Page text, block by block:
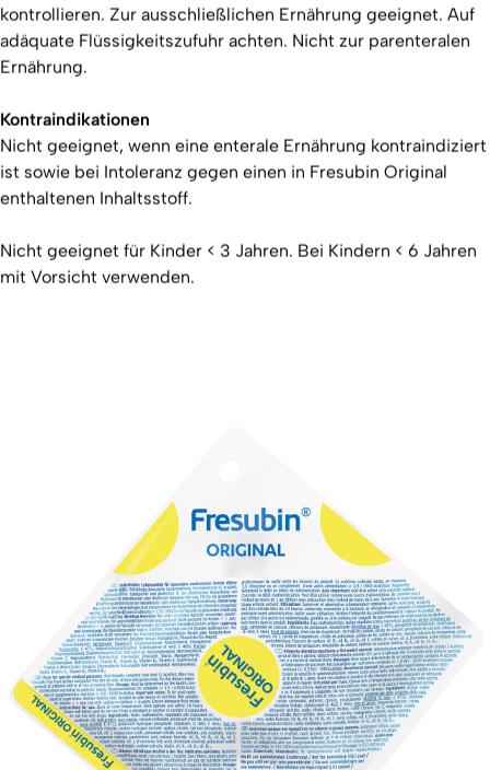
kontrollieren. Zur ausschließlichen Ernährung geeignet. Auf
adäquate Flüssigkeitszufuhr achten. Nicht zur parenteralen
Ernährung.
Kontraindikationen
Nicht geeignet, wenn eine enterale Ernährung kontraindiziert
ist sowie bei Intoleranz gegen einen in Fresubin Original
enthaltenen Inhaltsstoff.
Nicht geeignet für Kinder < 3 Jahren. Bei Kindern < 6 Jahren
mit Vorsicht verwenden.